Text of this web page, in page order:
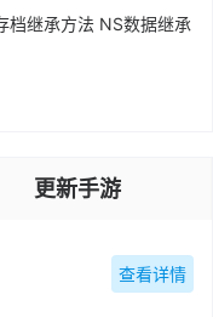
档继承方法 NS数据继承
更新手游
查看详情